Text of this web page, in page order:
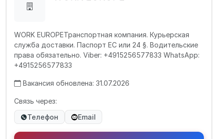
WORK EUROPEТранспортная компания. Курьерская
служба доставки. Паспорт ЕС или 24 §. Водительские
права обязательно. Viber: +4915256577833 WhatsApp:
+4915256577833
Вакансия обновлена: 31.07.2026
Связь через:
Телефон
Email